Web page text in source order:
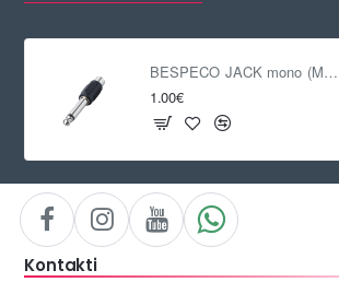
BESPECO JACK mono (M) / RCA (F)
1.00€
Kontakti